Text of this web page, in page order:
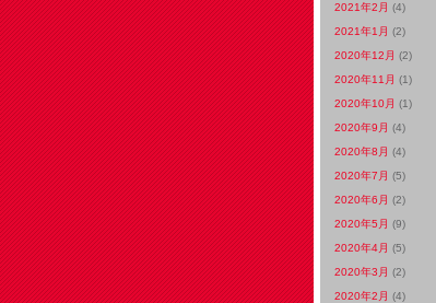
2021年2月 (4)
2021年1月 (2)
2020年12月 (2)
2020年11月 (1)
2020年10月 (1)
2020年9月 (4)
2020年8月 (4)
2020年7月 (5)
2020年6月 (2)
2020年5月 (9)
2020年4月 (5)
2020年3月 (2)
2020年2月 (4)